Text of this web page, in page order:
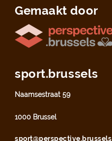
Gemaakt door
sport.brussels
Naamsestraat 59
1000 Brussel
sport@perspective.brussels